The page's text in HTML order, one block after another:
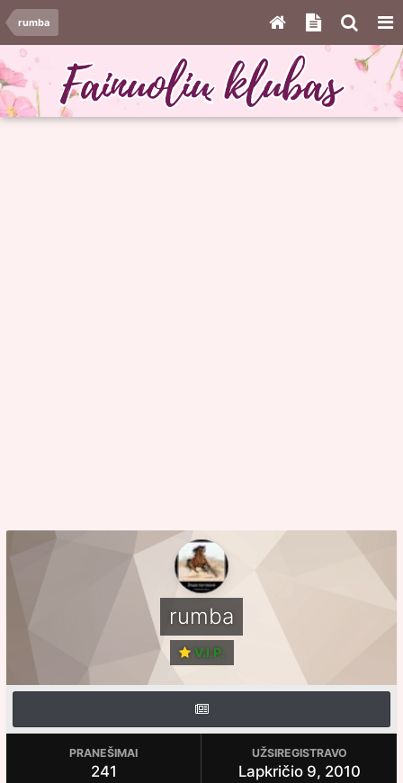
rumba
rumba
V.I.P.
PRANEŠIMAI
241
UŽSIREGISTRAVO
Lapkričio 9, 2010